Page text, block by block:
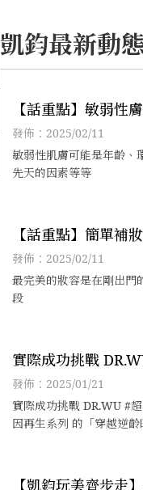
凱鈞最新動
【話重點】敏弱性
保養手法
發佈：2025/02/11
敏弱性肌膚可能是年齡、
先天的因素等等
【話重點】簡單補
方法，完美妝容再現
發佈：2025/02/11
最完美的妝容是在剛出門
段
實際成功挑戰 DR.WU
逆齡肌因再生系列的
越逆齡時光，重拾
月」任務
發佈：2025/01/21
實際成功挑戰 DR.WU #超逆齡肌
因再生系列 的「穿越逆齡
期耐心奮鬥，方法其實很
【凱鈞玩美齊步走】